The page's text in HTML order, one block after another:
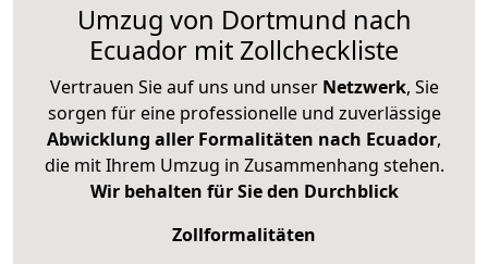
Umzug von Dortmund nach
Ecuador mit Zollcheckliste
Vertrauen Sie auf uns und unser Netzwerk, Sie
sorgen für eine professionelle und zuverlässige
Abwicklung aller Formalitäten nach Ecuador,
die mit Ihrem Umzug in Zusammenhang stehen.
Wir behalten für Sie den Durchblick
Zollformalitäten